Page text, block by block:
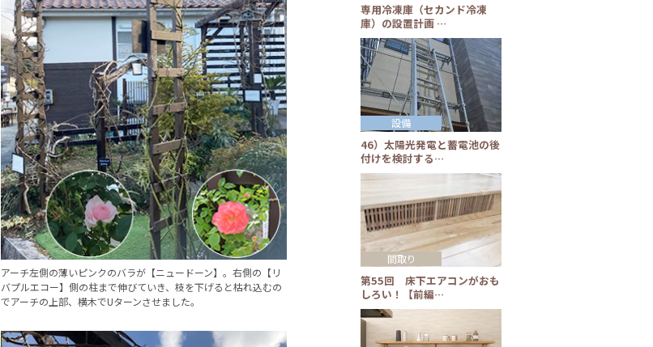
アーチ左側の薄いピンクのバラが【ニュードーン】。右側の【リ
バプルエコー】側の柱まで伸びていき、枝を下げると枯れ込むの
でアーチの上部、横木でUターンさせました。
専用冷凍庫（セカンド冷凍
庫）の設置計画 …
46）太陽光発電と蓄電池の後
付けを検討する…
設備
第55回 床下エアコンがおも
しろい！【前編…
間取り